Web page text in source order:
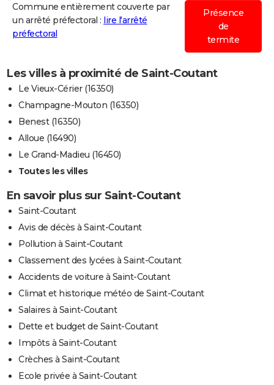
Commune entièrement couverte par
un arrêté préfectoral : lire l'arrêté
préfectoral
Présence
de
termite
Les villes à proximité de Saint-Coutant
Le Vieux-Cérier (16350)
Champagne-Mouton (16350)
Benest (16350)
Alloue (16490)
Le Grand-Madieu (16450)
Toutes les villes
En savoir plus sur Saint-Coutant
Saint-Coutant
Avis de décès à Saint-Coutant
Pollution à Saint-Coutant
Classement des lycées à Saint-Coutant
Accidents de voiture à Saint-Coutant
Climat et historique météo de Saint-Coutant
Salaires à Saint-Coutant
Dette et budget de Saint-Coutant
Impôts à Saint-Coutant
Crèches à Saint-Coutant
Ecole privée à Saint-Coutant